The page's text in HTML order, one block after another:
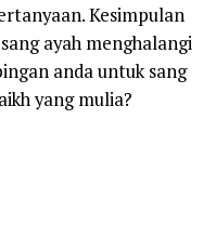
Kesimpulan
ayah menghalangi
anda untuk sang
yang mulia?